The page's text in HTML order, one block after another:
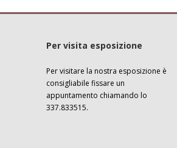
Per visita esposizione
Per visitare la nostra esposizione è
consigliabile fissare un
appuntamento chiamando lo
337.833515.